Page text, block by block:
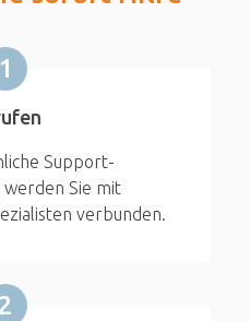
1
Support-
Sie mit
verbunden.
2